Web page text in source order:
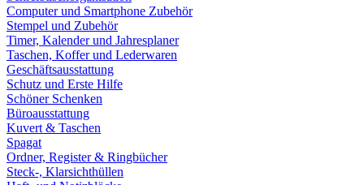
Computer und Smartphone Zubehör
Stempel und Zubehör
Timer, Kalender und Jahresplaner
Taschen, Koffer und Lederwaren
Geschäftsausstattung
Schutz und Erste Hilfe
Schöner Schenken
Büroausstattung
Kuvert & Taschen
Spagat
Ordner, Register & Ringbücher
Steck-, Klarsichthüllen